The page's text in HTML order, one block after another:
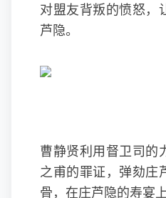
对盟友背叛的愤怒，
芦隐。
曹静贤利用督卫司的
之甫的罪证，弹劾庄
骨，在庄芦隐的寿宴